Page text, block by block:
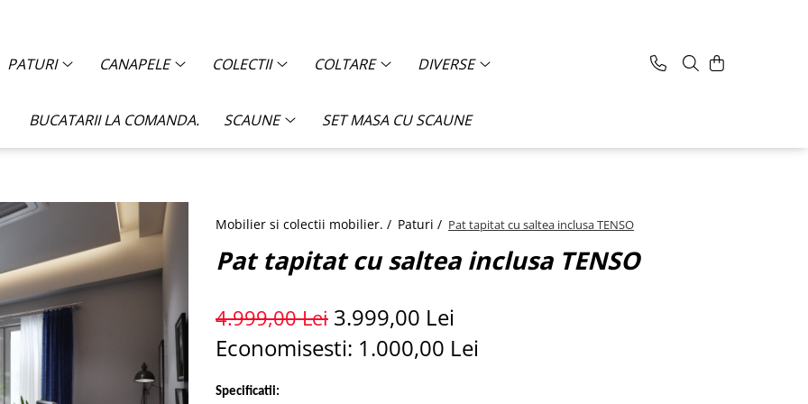
PATURI CANAPELE COLECTII COLTARE DIVERSE
BUCATARII LA COMANDA. SCAUNE SET MASA CU SCAUNE
Mobilier si colectii mobilier. / Paturi / Pat tapitat cu saltea inclusa TENSO
Pat tapitat cu saltea inclusa TENSO
4.999,00 Lei 3.999,00 Lei
Economisesti: 1.000,00 Lei
Specificatii: